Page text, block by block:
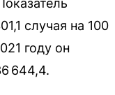
случая на 100
году он
644,4.